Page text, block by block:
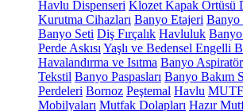
Havlu Dispenseri Klozet Kapak Örtüsü
Kurutma Cihazları Banyo Etajeri Banyo
Banyo Seti Diş Fırçalık Havluluk Banyo
Perde Askısı Yaşlı ve Bedensel Engelli
Havalandırma ve Isıtma Banyo
Tekstil Banyo Paspasları Banyo Bakım
Perdeleri Bornoz Peştemal Havlu
Mobilyaları Mutfak Dolapları Hazır